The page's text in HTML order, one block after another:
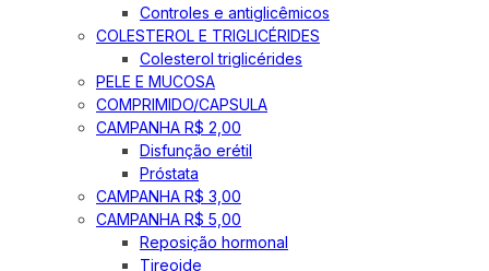
Controles e antiglicêmicos
COLESTEROL E TRIGLICÉRIDES
Colesterol triglicérides
PELE E MUCOSA
COMPRIMIDO/CAPSULA
CAMPANHA R$ 2,00
Disfunção erétil
Próstata
CAMPANHA R$ 3,00
CAMPANHA R$ 5,00
Reposição hormonal
Tireoide